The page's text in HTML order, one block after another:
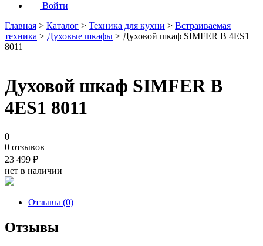
Войти
Главная > Каталог > Техника для кухни > Встраиваемая
техника > Духовые шкафы > Духовой шкаф SIMFER B 4ES1
8011
Духовой шкаф SIMFER B
4ES1 8011
0
0 отзывов
23 499 ₽
нет в наличии
Отзывы (0)
Отзывы